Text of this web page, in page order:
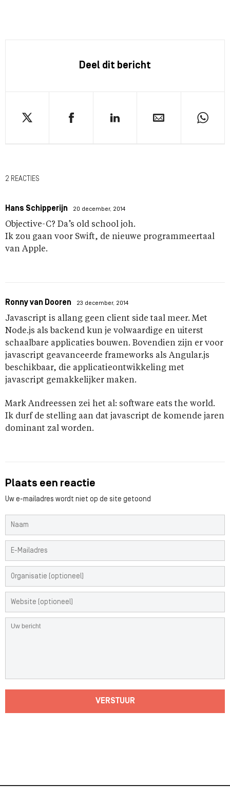
Deel dit bericht
2 REACTIES
Hans Schipperijn 20 december, 2014
Objective-C? Da’s old school joh.
Ik zou gaan voor Swift, de nieuwe programmeertaal
van Apple.
Ronny van Dooren 23 december, 2014
Javascript is allang geen client side taal meer. Met
Node.js als backend kun je volwaardige en uiterst
schaalbare applicaties bouwen. Bovendien zijn er voor
javascript geavanceerde frameworks als Angular.js
beschikbaar, die applicatieontwikkeling met
javascript gemakkelijker maken.
Mark Andreessen zei het al: software eats the world.
Ik durf de stelling aan dat javascript de komende jaren
dominant zal worden.
Plaats een reactie
Uw e-mailadres wordt niet op de site getoond
VERSTUUR